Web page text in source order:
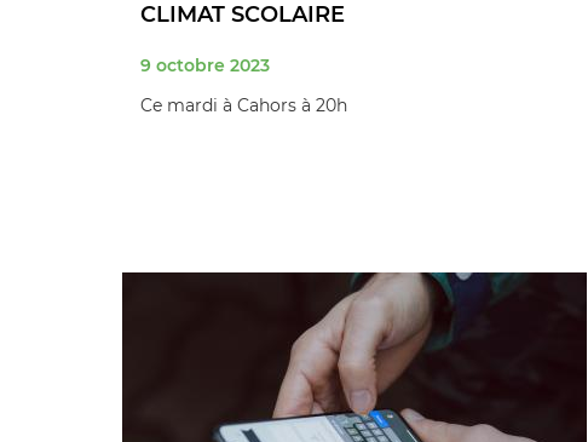
CLIMAT SCOLAIRE
9 octobre 2023
Ce mardi à Cahors à 20h